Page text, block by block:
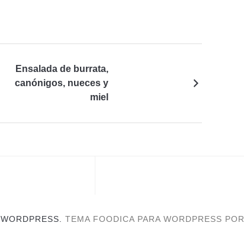
Ensalada de burrata,
canónigos, nueces y
miel
WORDPRESS. TEMA FOODICA PARA WORDPRESS POR